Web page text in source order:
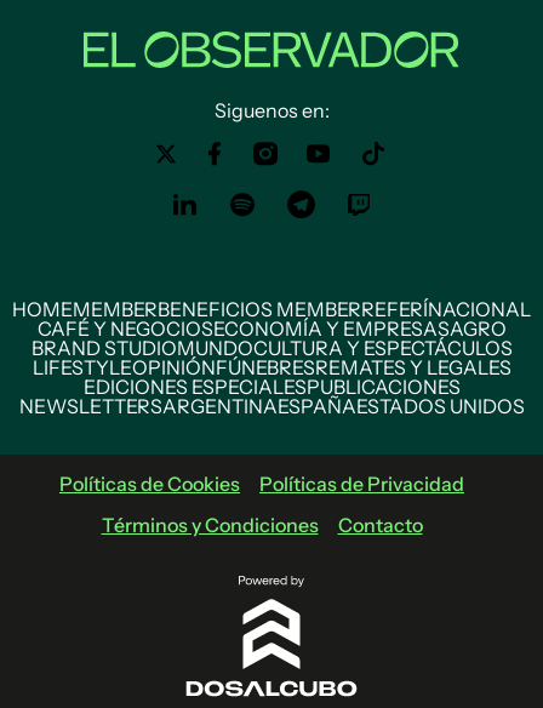
Siguenos en:
HOMEMEMBERBENEFICIOS MEMBERREFERÍNACIONAL
CAFÉ Y NEGOCIOSECONOMÍA Y EMPRESASAGRO
BRAND STUDIOMUNDOCULTURA Y ESPECTÁCULOS
LIFESTYLEOPINIÓNFÚNEBRESREMATES Y LEGALES
EDICIONES ESPECIALESPUBLICACIONES
NEWSLETTERSARGENTINAESPAÑAESTADOS UNIDOS
Políticas de Cookies
Políticas de Privacidad
Términos y Condiciones
Contacto